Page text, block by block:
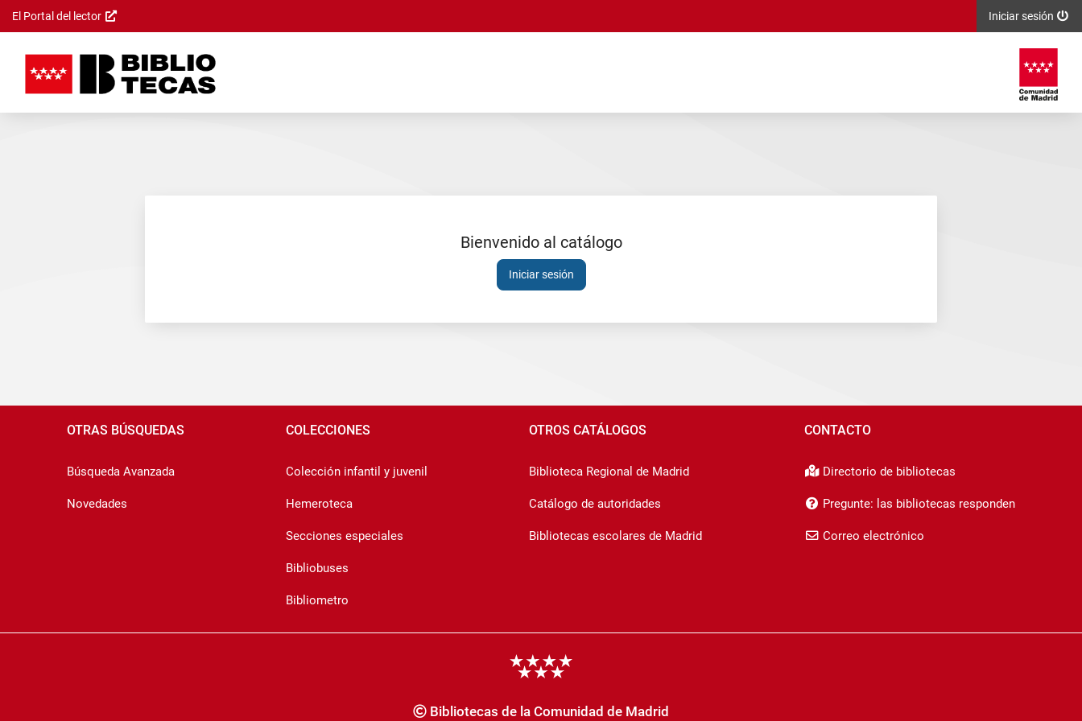
Saltar al
principal
El Portal del lector Iniciar sesión
Sesión
expirada
Bienvenido al catálogo
Iniciar sesión
OTRAS BÚSQUEDAS
Búsqueda Avanzada
Novedades
COLECCIONES
Colección infantil y juvenil
Hemeroteca
Secciones especiales
Bibliobuses
Bibliometro
OTROS CATÁLOGOS
Biblioteca Regional de Madrid
Catálogo de autoridades
Bibliotecas escolares de Madrid
CONTACTO
Directorio de bibliotecas
Pregunte: las bibliotecas responden
Correo electrónico
Bibliotecas de la Comunidad de Madrid